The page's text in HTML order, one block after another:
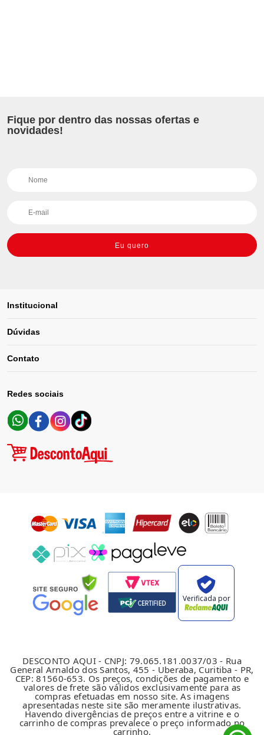
Fique por dentro das nossas ofertas e
novidades!
Eu quero
Institucional
Dúvidas
Contato
Redes sociais
Verificada por
DESCONTO AQUI - CNPJ: 79.065.181.0037/03 - Rua
General Arnaldo dos Santos, 455 - Uberaba, Curitiba - PR,
CEP: 81560-653. Os preços, condições de pagamento e
valores de frete são válidos exclusivamente para as
compras efetuadas em nosso site. As imagens
apresentadas neste site são meramente ilustrativas.
Havendo divergências de preços entre a vitrine e o
carrinho de compras prevalece o preço informado no
carrinho.